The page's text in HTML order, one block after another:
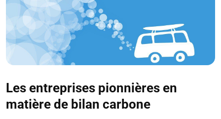
Les entreprises pionnières en
matière de bilan carbone